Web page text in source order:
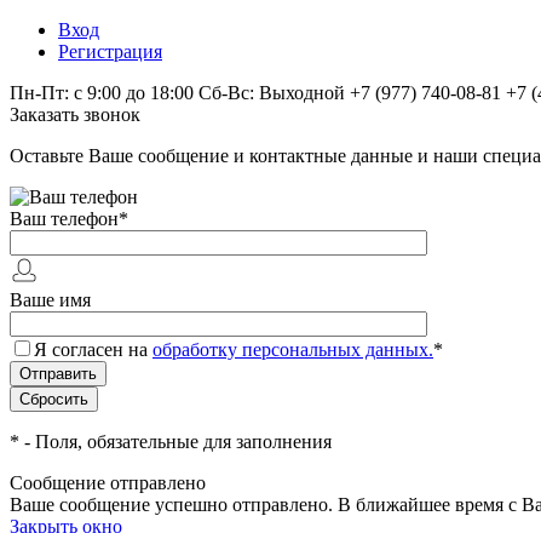
Вход
Регистрация
Пн-Пт: с 9:00 до 18:00 Сб-Вс: Выходной +7 (977) 740-08-81 +7
Заказать звонок
Оставьте Ваше сообщение и контактные данные и наши
Ваш телефон*
Ваше имя
Я согласен на обработку персональных данных.*
* - Поля, обязательные для заполнения
Сообщение отправлено
Ваше сообщение успешно отправлено. В ближайшее время с
Закрыть окно